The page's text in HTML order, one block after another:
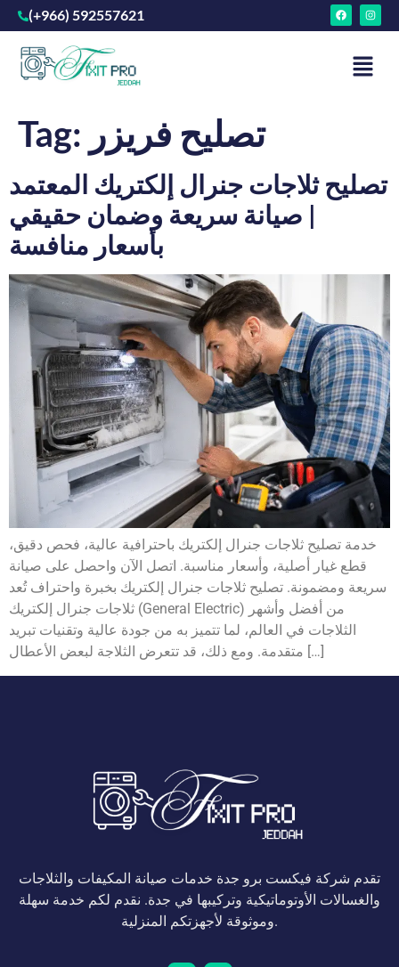
(+966) 592557621
Tag: تصليح فريزر
تصليح ثلاجات جنرال إلكتريك المعتمد
| صيانة سريعة وضمان حقيقي
بأسعار منافسة
خدمة تصليح ثلاجات جنرال إلكتريك باحترافية عالية، فحص دقيق،
قطع غيار أصلية، وأسعار مناسبة. اتصل الآن واحصل على صيانة
سريعة ومضمونة. تصليح ثلاجات جنرال إلكتريك بخبرة واحتراف تُعد
ثلاجات جنرال إلكتريك (General Electric) من أفضل وأشهر
الثلاجات في العالم، لما تتميز به من جودة عالية وتقنيات تبريد
متقدمة. ومع ذلك، قد تتعرض الثلاجة لبعض الأعطال […]
تقدم شركة فيكست برو جدة خدمات صيانة المكيفات والثلاجات
والغسالات الأوتوماتيكية وتركيبها في جدة. نقدم لكم خدمة سهلة
وموثوقة لأجهزتكم المنزلية.